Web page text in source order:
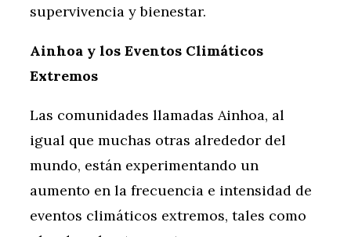
supervivencia y bienestar.
Ainhoa y los Eventos Climáticos
Extremos
Las comunidades llamadas Ainhoa, al
igual que muchas otras alrededor del
mundo, están experimentando un
aumento en la frecuencia e intensidad de
eventos climáticos extremos, tales como